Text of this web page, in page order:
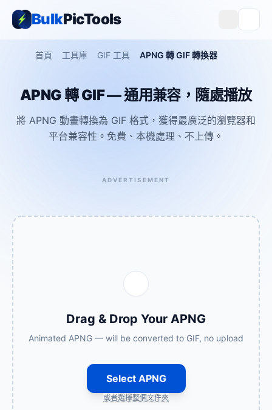
BulkPicTools
首頁 工具庫 GIF 工具 APNG 轉 GIF 轉換器
APNG 轉 GIF — 通用兼容，隨處播放
將 APNG 動畫轉換為 GIF 格式，獲得最廣泛的瀏覽器和
平台兼容性。免費、本機處理、不上傳。
ADVERTISEMENT
Drag & Drop Your APNG
Animated APNG — will be converted to GIF, no upload
Select APNG
或者選擇整個文件夾